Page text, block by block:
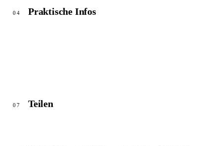
04 Praktische Infos
07 Teilen